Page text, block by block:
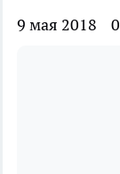
9 мая 2018